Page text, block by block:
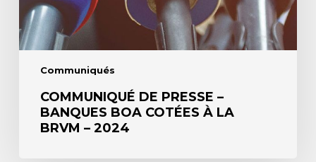
Communiqués
BRVM
–
COMMUNIQUÉ DE PRESSE –
BANQUES BOA COTÉES À LA
BRVM – 2024